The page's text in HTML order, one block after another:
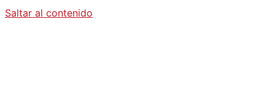
Saltar al contenido